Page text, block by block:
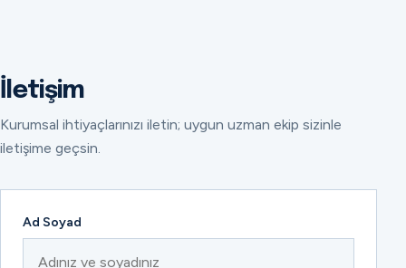
İletişim
Kurumsal ihtiyaçlarınızı iletin; uygun uzman ekip sizinle
iletişime geçsin.
Ad Soyad